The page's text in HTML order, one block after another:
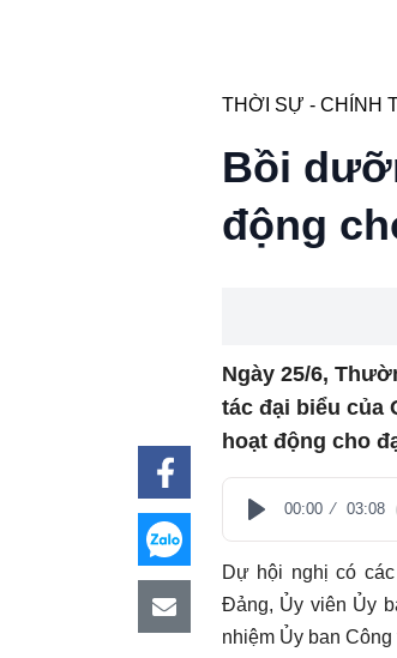
THỜI SỰ - CHÍNH
Bồi
động
Ngày 25/6,
tác đại biểu của
hoạt động cho
Play
00:00 03:08
Dự hội nghị có
Đảng, Ủy viên Ủy
nhiệm Ủy ban